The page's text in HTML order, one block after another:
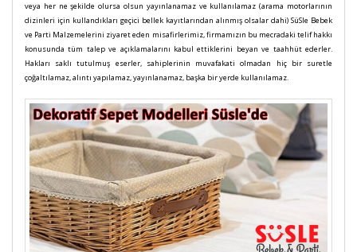
veya her ne şekilde olursa olsun yayınlanamaz ve kullanılamaz (arama motorlarının
dizinleri için kullandıkları geçici bellek kayıtlarından alınmış olsalar dahi) SüSle Bebek
ve Parti Malzemelerini ziyaret eden misafirlerimiz, firmamızın bu mecradaki telif hakkı
konusunda tüm talep ve açıklamalarını kabul ettiklerini beyan ve taahhüt ederler.
Hakları saklı tutulmuş eserler, sahiplerinin muvafakati olmadan hiç bir suretle
çoğaltılamaz, alıntı yapılamaz, yayınlanamaz, başka bir yerde kullanılamaz.